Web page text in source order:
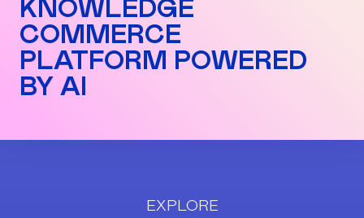
KNOWLEDGE
COMMERCE
PLATFORM POWERED
BY AI
EXPLORE